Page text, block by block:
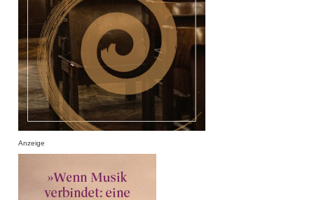
Anzeige